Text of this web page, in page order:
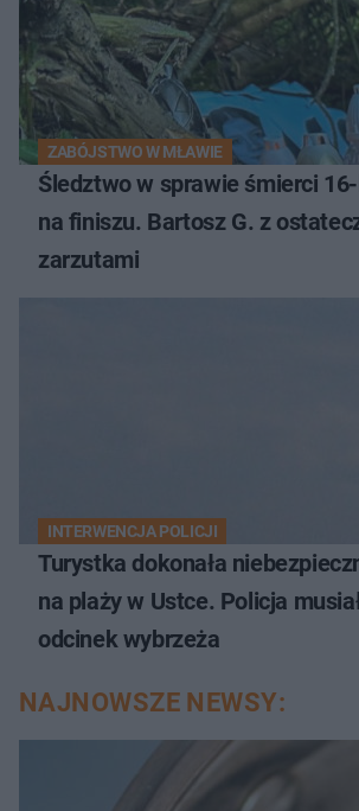
ZABÓJSTWO W MŁAWIE
Śledztwo w sprawie śmierci
na finiszu. Bartosz G. z
zarzutami
INTERWENCJA POLICJI
Turystka dokonała
na plaży w Ustce. Policja
odcinek wybrzeża
NAJNOWSZE NEWSY: